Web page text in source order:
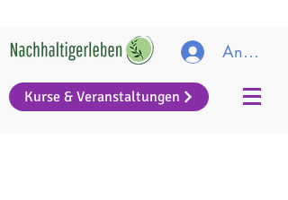
Anmelden
Kurse & Veranstaltungen